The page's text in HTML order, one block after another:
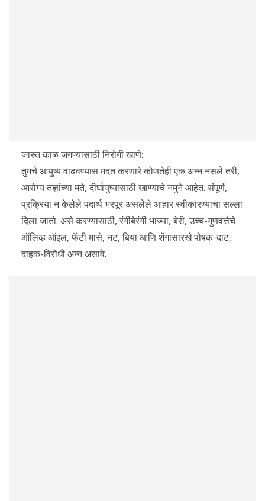
जास्त काळ जगण्यासाठी निरोगी खाणे:
तुमचे आयुष्य वाढवण्यास मदत करणारे कोणतेही एक अन्न नसले तरी,
आरोग्य तज्ञांच्या मते, दीर्घायुष्यासाठी खाण्याचे नमुने आहेत. संपूर्ण,
प्रक्रिया न केलेले पदार्थ भरपूर असलेले आहार स्वीकारण्याचा सल्ला
दिला जातो. असे करण्यासाठी, रंगीबेरंगी भाज्या, बेरी, उच्च-गुणवत्तेचे
ऑलिव्ह ऑइल, फॅटी मासे, नट, बिया आणि शेंगासारखे पोषक-दाट,
दाहक-विरोधी अन्न असावे.